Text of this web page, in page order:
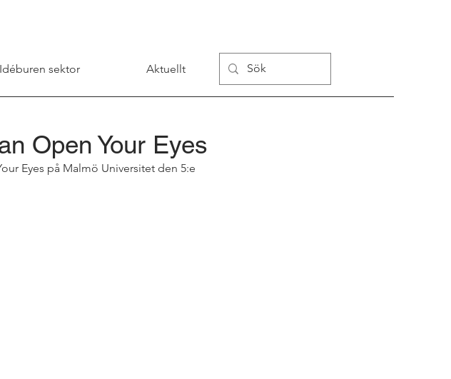
Idéburen sektor Aktuellt
Open Your Eyes
Eyes på Malmö Universitet den 5:e